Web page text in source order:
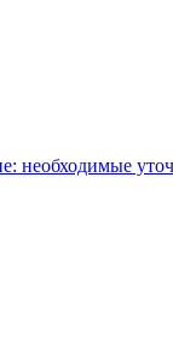
необходимые